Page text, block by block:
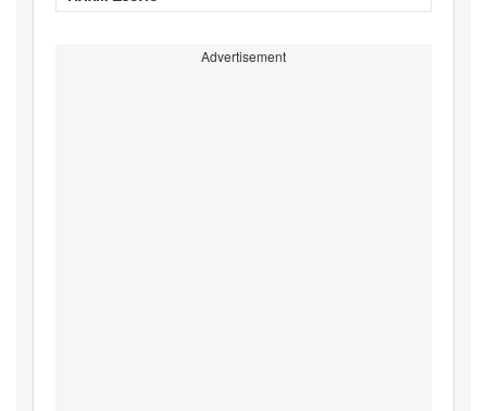
Advertisement